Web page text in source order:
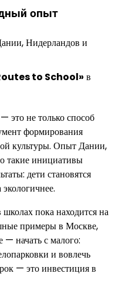
опыт
Нидерландов и
to School» в
это не только способ
формирования
культуры. Опыт Дании,
такие инициативы
дети становятся
пока находится на
примеры в Москве,
— начать с малого:
и вовлечь
— это инвестиция в